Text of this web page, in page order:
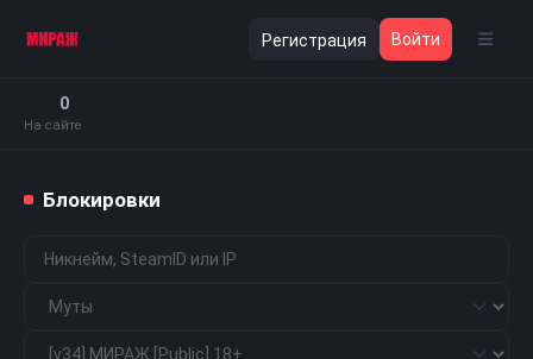
Регистрация Войти
0
На сайте
Блокировки